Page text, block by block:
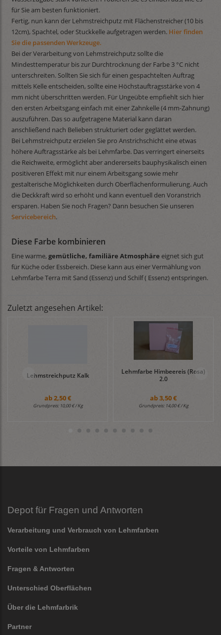
für Sie am besten funktioniert.
Fertig, nun kann der Lehmstreichputz mit Flächenstreicher (10 bis
12cm), Spachtel, oder Stuckkelle aufgetragen werden. Hier finden
Sie die passenden Werkzeuge.
Bei der Verarbeitung von Lehmstreichputz sollte die
Mindesttemperatur bis zur Durchtrocknung der Farbe 3 °C nicht
unterschreiten. Sollten Sie sich für einen gespachtelten Auftrag
mittels Kelle entscheiden, sollte eine Höchstauftragsstärke von 4
mm nicht überschritten werden. Für Ungeübte empfiehlt sich hier
den ersten Arbeitsgang einfach mit einer Zahnkelle (4 mm-Zahnung)
auszuführen. Das so aufgetragene Material kann daran
anschließend nach Belieben strukturiert oder geglättet werden.
Bei Lehmstreichputz erzielen Sie pro Anstrichschicht eine etwas
höhere Auftragsstärke als bei Lehmfarbe. Das verringert einerseits
die Reichweite, ermöglicht aber andererseits bauphysikalisch einen
positiveren Effekt mit nur einem Arbeitsgang sowie mehr
gestalterische Möglichkeiten durch Oberflächenformulierung. Auch
die Deckkraft wird so erhöht und kann eventuell den Voranstrich
ersparen. Haben Sie noch Fragen? Dann besuchen Sie unseren
Servicebereich.
Diese Farbe kombinieren
Eine warme, gemütliche, familiäre Atmosphäre eignet sich gut
für Küche oder Essbereich. Diese kann aus einer Vermählung von
Lehmfarbe Terra mit Sand (Essenz) und Schilf ( Essenz) entspringen.
Zuletzt angesehen Artikel:
Lehmstreichputz Kalk
ab2,50 €
Grundpreis: 10,00 € / Kg
Lehmfarbe Himbeereis (Rosa)
2.0
ab3,50 €
Grundpreis: 14,00 € / Kg
Depot für Fragen und Antworten
Verarbeitung und Verbrauch von Lehmfarben
Vorteile von Lehmfarben
Fragen & Antworten
Unterschied Oberflächen
Über die Lehmfarbrik
Partner